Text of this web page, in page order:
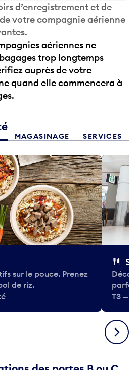
d’enregistrement et de
votre compagnie aérienne
aériennes ne
trop longtemps
auprès de votre
quand elle commencera à
MAGASINAGE SERVICES
sur le pouce. Prenez
de riz.
T3 —
Suivant